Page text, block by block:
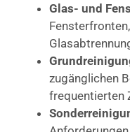
Glas- und
zugänglichen
frequentierten